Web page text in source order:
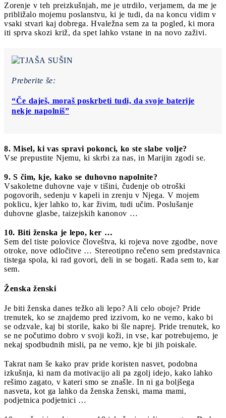
Zorenje v teh preizkušnjah, me je utrdilo, verjamem, da me je
približalo mojemu poslanstvu, ki je tudi, da na koncu vidim v
vsaki stvari kaj dobrega. Hvaležna sem za ta pogled, ki mora
iti sprva skozi križ, da spet lahko vstane in na novo zaživi.
Preberite še:
“Če daješ, moraš poskrbeti tudi, da svoje baterije
nekje napolniš”
8. Misel, ki vas spravi pokonci, ko ste slabe volje?
Vse prepustite Njemu, ki skrbi za nas, in Marijin zgodi se.
9. S čim, kje, kako se duhovno napolnite?
Vsakoletne duhovne vaje v tišini, čudenje ob otroški
pogovorih, sedenju v kapeli in zrenju v Njega. V mojem
poklicu, kjer lahko to, kar živim, tudi učim. Poslušanje
duhovne glasbe, taizejskih kanonov …
10. Biti ženska je lepo, ker …
Sem del tiste polovice človeštva, ki rojeva nove zgodbe, nove
otroke, nove odločitve … Stereotipno rečeno sem predstavnica
tistega spola, ki rad govori, deli in se bogati. Rada sem to, kar
sem.
Ženska ženski
Je biti ženska danes težko ali lepo? Ali celo oboje? Pride
trenutek, ko se znajdemo pred izzivom, ko ne vemo, kako bi
se odzvale, kaj bi storile, kako bi šle naprej. Pride trenutek, ko
se ne počutimo dobro v svoji koži, in vse, kar potrebujemo, je
nekaj spodbudnih misli, pa ne vemo, kje bi jih poiskale.
Takrat nam še kako prav pride koristen nasvet, podobna
izkušnja, ki nam da motivacijo ali pa zgolj idejo, kako lahko
rešimo zagato, v kateri smo se znašle. In ni ga boljšega
nasveta, kot ga lahko da ženska ženski, mama mami,
podjetnica podjetnici …